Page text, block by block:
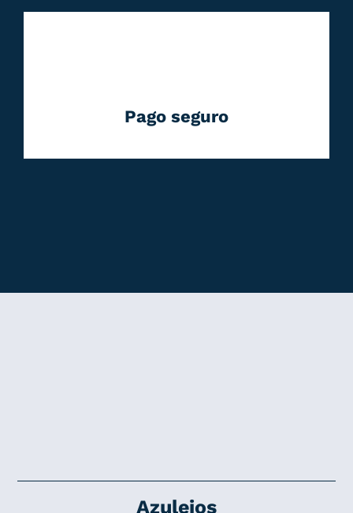
Pago seguro
Azulejos